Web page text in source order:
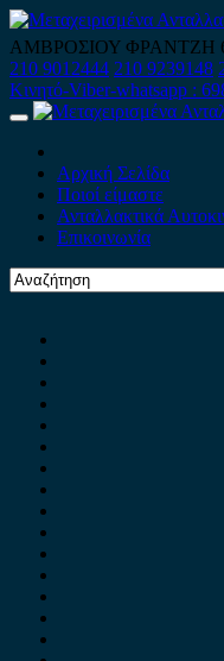
Skip
to
content
ΑΜΒΡΟΣΙΟΥ ΦΡΑΝΤΖΗ
210 9012444 210 9239148
Κινητό-Viber-whatsapp :
Primary
Αρχική Σελίδα
Ποιοί είμαστε
Ανταλλακτικά
Επικοινωνία